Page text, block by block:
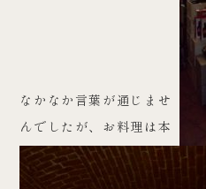
なかなか言葉が通じませ
んでしたが、お料理は本